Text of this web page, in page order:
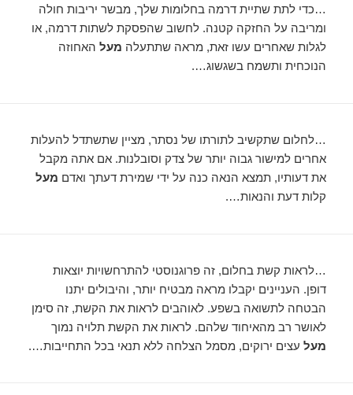
…כדי לתת שתיית דרמה בחלומות שלך, מבשר יריבות חולה
ומריבה על החזקה קטנה. לחשוב שהפסקת לשתות דרמה, או
לגלות שאחרים עשו זאת, מראה שתתעלה מעל האחוזה
הנוכחית ותשמח בשגשוג….
…לחלום שתקשיב לתורתו של נסתר, מציין שתשתדל להעלות
אחרים למישור גבוה יותר של צדק וסובלנות. אם אתה מקבל
את דעותיו, תמצא הנאה כנה על ידי שמירת דעתך ואדם מעל
קלות דעת והנאות….
…לראות קשת בחלום, זה פרוגנוסטי להתרחשויות יוצאות
דופן. העניינים יקבלו מראה מבטיח יותר, והיבולים יתנו
הבטחה לתשואה בשפע. לאוהבים לראות את הקשת, זה סימן
לאושר רב מהאיחוד שלהם. לראות את הקשת תלויה נמוך
מעל עצים ירוקים, מסמל הצלחה ללא תנאי בכל התחייבות….